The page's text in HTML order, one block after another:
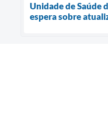
Unidade de Saúde
espera sobre